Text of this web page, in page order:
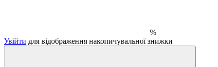
%
Увійти для відображення накопичувальної знижки